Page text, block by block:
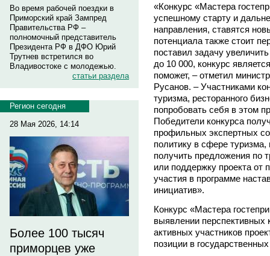
Во время рабочей поездки в
Приморский край Зампред
Правительства РФ –
полномочный представитель
Президента РФ в ДФО Юрий
Трутнев встретился во
Владивостоке с молодежью.
статьи раздела
Регион сегодня
28 Мая 2026, 14:14
Более 100 тысяч
приморцев уже
«Конкурс «Мастера
успешному старту и
направления, ставятся
потенциала также стоит
поставил задачу
до 10 000, конкурс
поможет, – отметил
Русанов. – Участниками
туризма, ресторанного
попробовать себя в этом
Победители конкурса
профильных экспертных
политику в сфере
получить предложения по
или поддержку проекта от
участия в программе
инициатив».
Конкурс «Мастера
выявлении перспективных
активных участников
позиции в